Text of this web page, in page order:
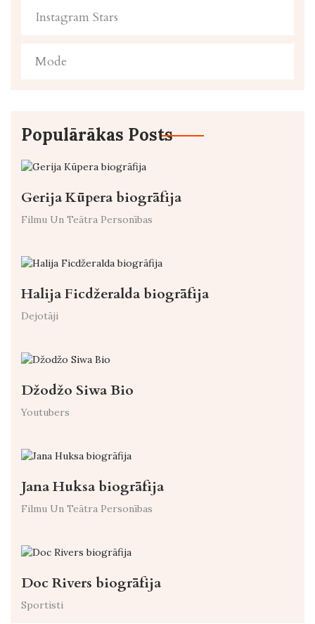
Instagram Stars
Mode
Populārākas Posts
Gerija Kūpera biogrāfija
Filmu Un Teātra Personības
Halija Ficdžeralda biogrāfija
Dejotāji
Džodžo Siwa Bio
Youtubers
Jana Huksa biogrāfija
Filmu Un Teātra Personības
Doc Rivers biogrāfija
Sportisti